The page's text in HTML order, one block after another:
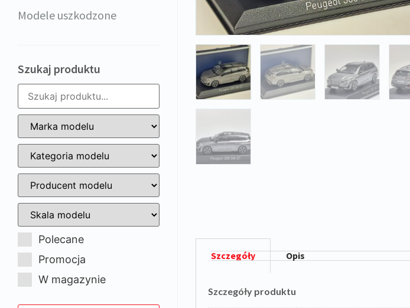
Modele uszkodzone
Szukaj produktu
Polecane
Promocja
W magazynie
Szczegóły Opis
Szczegóły produktu